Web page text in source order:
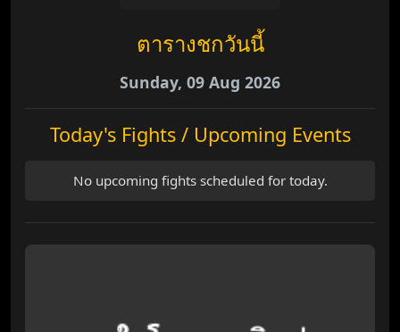
ตารางชกวันนี้
Sunday, 09 Aug 2026
Today's Fights / Upcoming Events
No upcoming fights scheduled for today.